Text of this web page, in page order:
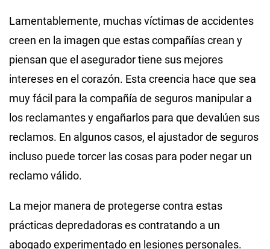
Lamentablemente, muchas víctimas de accidentes
creen en la imagen que estas compañías crean y
piensan que el asegurador tiene sus mejores
intereses en el corazón. Esta creencia hace que sea
muy fácil para la compañía de seguros manipular a
los reclamantes y engañarlos para que devalúen sus
reclamos. En algunos casos, el ajustador de seguros
incluso puede torcer las cosas para poder negar un
reclamo válido.
La mejor manera de protegerse contra estas
prácticas depredadoras es contratando a un
abogado experimentado en lesiones personales.